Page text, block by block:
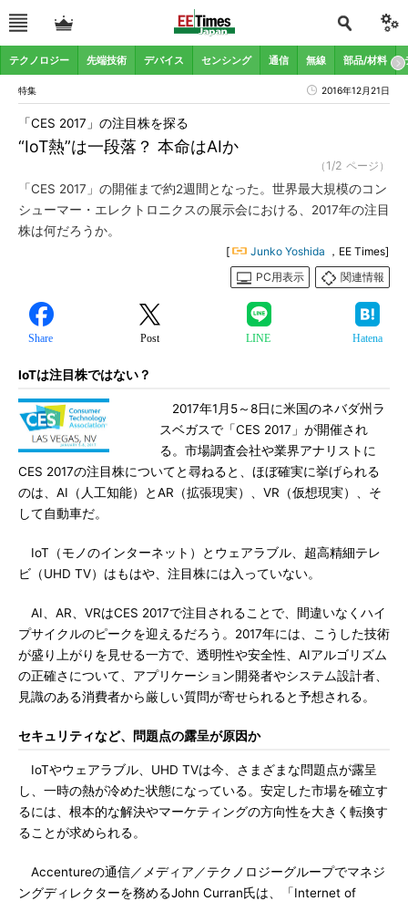
テクノロジー 先端技術 デバイス センシング 通信 無線 部品/材料
特集 2016年12月21日
“IoT熱”は一段落？ 本命はAIか
「CES 2017」の注目株を探る
（1/2 ページ）
「CES 2017」の開催まで約2週間となった。世界最大規模のコン
シューマー・エレクトロニクスの展示会における、2017年の注目
株は何だろうか。
[ Junko Yoshida ，EE Times]
PC用表示
関連情報
Share Post LINE Hatena
IoTは注目株ではない？
2017年1月5～8日に米国のネバダ州ラ
スベガスで「CES 2017」が開催され
る。市場調査会社や業界アナリストに
CES 2017の注目株についてと尋ねると、ほぼ確実に挙げられる
のは、AI（人工知能）とAR（拡張現実）、VR（仮想現実）、そ
して自動車だ。
IoT（モノのインターネット）とウェアラブル、超高精細テレ
ビ（UHD TV）はもはや、注目株には入っていない。
AI、AR、VRはCES 2017で注目されることで、間違いなくハイ
プサイクルのピークを迎えるだろう。2017年には、こうした技術
が盛り上がりを見せる一方で、透明性や安全性、AIアルゴリズム
の正確さについて、アプリケーション開発者やシステム設計者、
見識のある消費者から厳しい質問が寄せられると予想される。
セキュリティなど、問題点の露呈が原因か
IoTやウェアラブル、UHD TVは今、さまざまな問題点が露呈
し、一時の熱が冷めた状態になっている。安定した市場を確立す
るには、根本的な解決やマーケティングの方向性を大きく転換す
ることが求められる。
Accentureの通信／メディア／テクノロジーグループでマネジ
ングディレクターを務めるJohn Curran氏は、「Internet of